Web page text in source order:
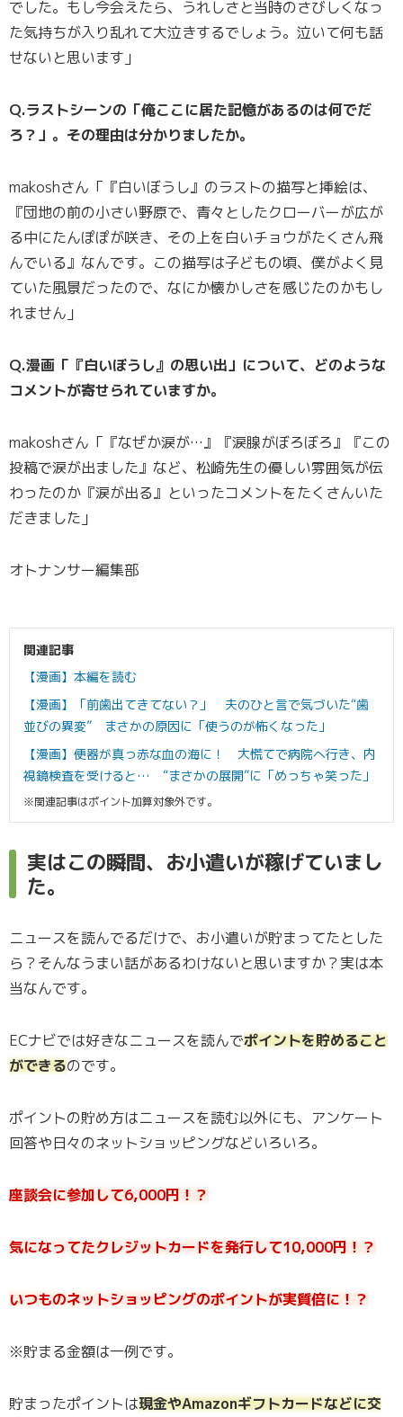
でした。もし今会えたら、うれしさと当時のさびしくなっ
た気持ちが入り乱れて大泣きするでしょう。泣いて何も話
せないと思います」
Q.ラストシーンの「俺ここに居た記憶があるのは何でだ
ろ？」。その理由は分かりましたか。
makoshさん「『白いぼうし』のラストの描写と挿絵は、
『団地の前の小さい野原で、青々としたクローバーが広が
る中にたんぽぽが咲き、その上を白いチョウがたくさん飛
んでいる』なんです。この描写は子どもの頃、僕がよく見
ていた風景だったので、なにか懐かしさを感じたのかもし
れません」
Q.漫画「『白いぼうし』の思い出」について、どのような
コメントが寄せられていますか。
makoshさん「『なぜか涙が…』『涙腺がぼろぼろ』『この
投稿で涙が出ました』など、松崎先生の優しい雰囲気が伝
わったのか『涙が出る』といったコメントをたくさんいた
だきました」
オトナンサー編集部
関連記事
【漫画】本編を読む
【漫画】「前歯出てきてない？」 夫のひと言で気づいた“歯
並びの異変” まさかの原因に「使うのが怖くなった」
【漫画】便器が真っ赤な血の海に！ 大慌てで病院へ行き、内
視鏡検査を受けると… “まさかの展開”に「めっちゃ笑った」
※関連記事はポイント加算対象外です。
実はこの瞬間、お小遣いが稼げていまし
た。
ニュースを読んでるだけで、お小遣いが貯まってたとした
ら？そんなうまい話があるわけないと思いますか？実は本
当なんです。
ECナビでは好きなニュースを読んでポイントを貯めること
ができるのです。
ポイントの貯め方はニュースを読む以外にも、アンケート
回答や日々のネットショッピングなどいろいろ。
座談会に参加して6,000円！？
気になってたクレジットカードを発行して10,000円！？
いつものネットショッピングのポイントが実質倍に！？
※貯まる金額は一例です。
貯まったポイントは現金やAmazonギフトカードなどに交